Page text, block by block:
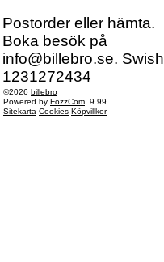
Postorder eller hämta.
Boka besök på
info@billebro.se. Swish
1231272434
©2026 billebro
Powered by FozzCom 9.99
Sitekarta Cookies Köpvillkor